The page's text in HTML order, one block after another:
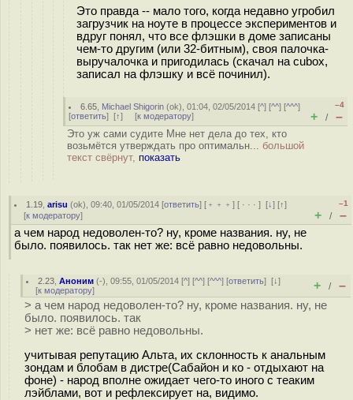
Это правда -- мало того, когда недавно угробил
загрузчик на ноуте в процессе экспериментов и
вдруг понял, что все флэшки в доме записаны
чем-то другим (или 32-битным), своя палочка-
выручалочка и пригодилась (скачал на cubox,
записал на флэшку и всё починил).
6.65 Michael Shigorin (ok), 01:04, 02/05/2014 [^] [^^] [^^^]
[ответить] [↑] [к модератору]
–4
+ / –
Это уж сами судите Мне нет дела до тех, кто
возьмётся утверждать про оптимальн... большой
текст свёрнут, показать
1.19 ,arisu (ok), 09:40, 01/05/2014 [ответить] [ ﹢﹢﹢] [ · · ·][↓] [↑]
[к модератору]
–1
+ / –
а чем народ недоволен-то? ну, кроме названия. ну, не
было. появилось. так нет же: всё равно недовольны.
2.23 ,Аноним (-), 09:55, 01/05/2014 [^] [^^] [^^^] [ответить][↓]
[к модератору] + / –
> а чем народ недоволен-то? ну, кроме названия. ну, не
было. появилось. так
> нет же: всё равно недовольны.
учитывая репутацию Альта, их склонность к анальным
зондам и блобам в дистре(Сабайон и ко - отдыхают на
фоне) - народ вполне ожидает чего-то иного с теаким
лэйблами, вот и рефлексирует на, видимо.